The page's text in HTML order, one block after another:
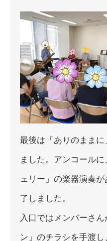
最後は「ありのまま
ました。アンコールに
ェリー」の楽器演奏
了しました。
入口ではメンバーさ
ン」のチラシを手渡し